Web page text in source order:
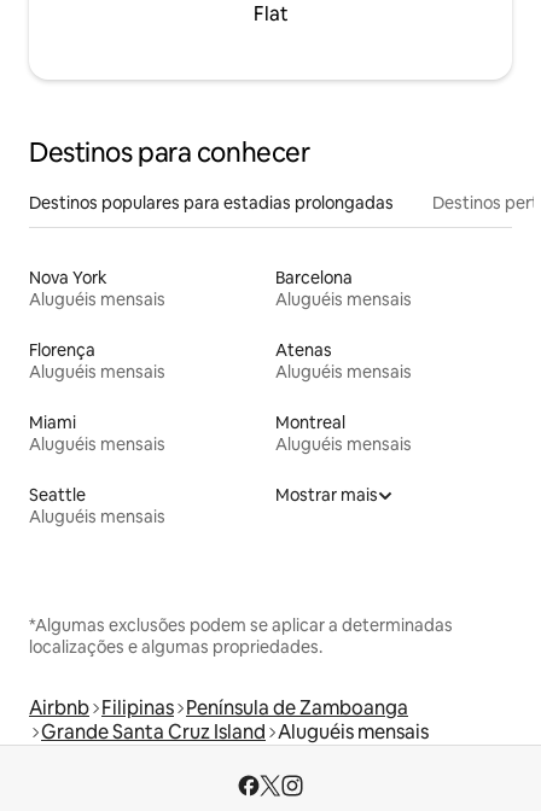
Flat
Destinos para conhecer
Destinos populares para estadias prolongadas Destinos
Nova York
Aluguéis mensais
Barcelona
Aluguéis mensais
Florença
Aluguéis mensais
Atenas
Aluguéis mensais
Miami
Aluguéis mensais
Montreal
Aluguéis mensais
Seattle
Aluguéis mensais
Mostrar mais
*Algumas exclusões podem se aplicar a determinadas
localizações e algumas propriedades.
Airbnb Filipinas Península de Zamboanga
Grande Santa Cruz Island Aluguéis mensais